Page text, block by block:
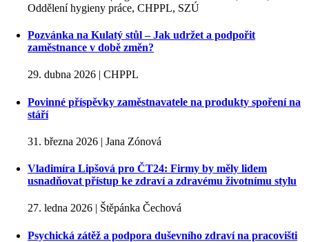
Oddělení hygieny práce, CHPPL, SZÚ
Pozvánka na Kulatý stůl – Jak udržet a podpořit
zaměstnance v době změn?
29. dubna 2026 | CHPPL
Povinné příspěvky zaměstnavatele na produkty spoření na
stáří
31. března 2026 | Jana Zónová
Vladimíra Lipšová pro ČT24: Firmy by měly lidem
usnadňovat přístup ke zdraví a zdravému životnímu stylu
27. ledna 2026 | Štěpánka Čechová
Psychická zátěž a podpora duševního zdraví na pracovišti